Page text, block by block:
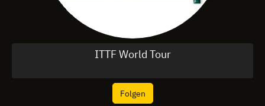
ITTF World Tour
Folgen